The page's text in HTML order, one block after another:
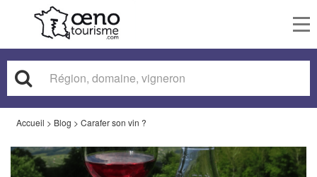
Accueil > Blog > Carafer son vin ?